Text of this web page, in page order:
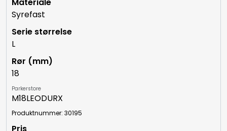
Syrefast
L
18
Parkerstore
M18LEODURX
Produktnummer: 30195